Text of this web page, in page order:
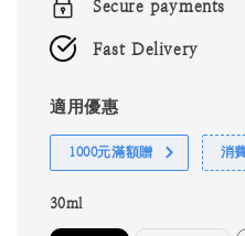
Secure payments
Fast Delivery
適用優惠
1000元滿額贈 消
30ml